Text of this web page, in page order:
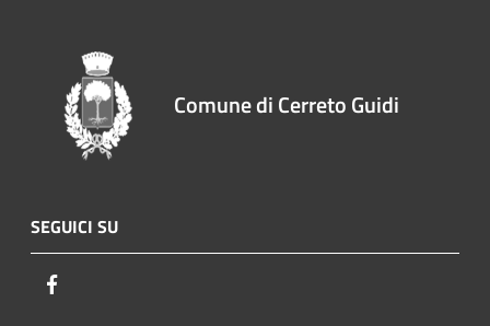
Comune di Cerreto Guidi
SEGUICI SU